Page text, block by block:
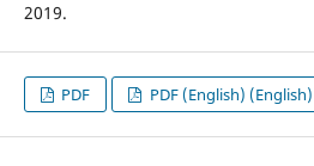
2019.
PDF PDF (English) (English)